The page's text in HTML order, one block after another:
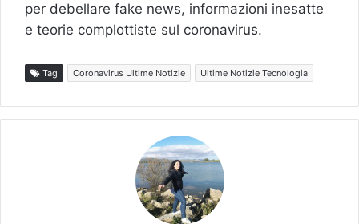
per debellare fake news, informazioni inesatte
e teorie complottiste sul coronavirus.
Tag Coronavirus Ultime Notizie Ultime Notizie Tecnologia